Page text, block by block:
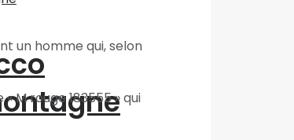
un homme qui, selon
M rouge 183555 » qui